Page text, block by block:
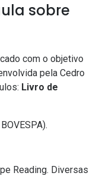
sobre
com o objetivo
pela Cedro
Livro de
Reading. Diversas